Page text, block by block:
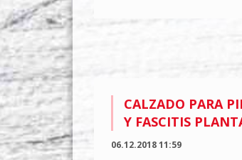
CALZADO PARA
Y FASCITIS
06.12.2018 11:59